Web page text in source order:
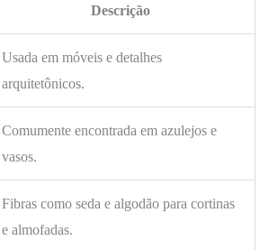
Descrição
Usada em móveis e detalhes
arquitetônicos.
Comumente encontrada em azulejos e
vasos.
Fibras como seda e algodão para cortinas
e almofadas.